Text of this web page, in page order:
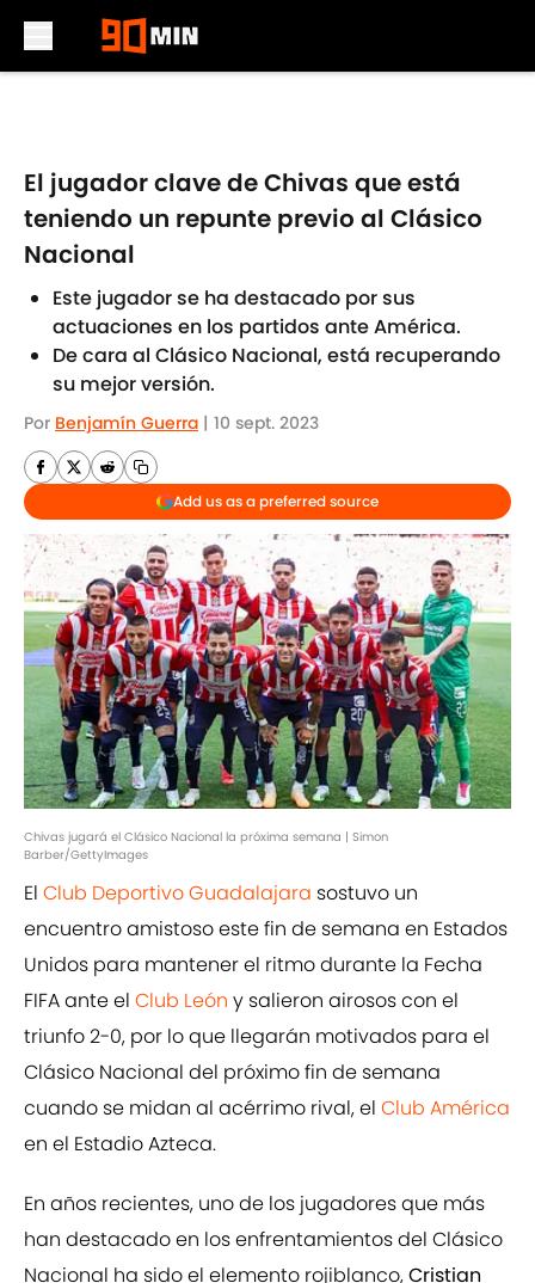
El jugador clave de Chivas que está
teniendo un repunte previo al Clásico
Nacional
Este jugador se ha destacado por sus
actuaciones en los partidos ante América.
De cara al Clásico Nacional, está recuperando
su mejor versión.
Por Benjamín Guerra | 10 sept. 2023
Add us as a preferred source
Chivas jugará el Clásico Nacional la próxima semana | Simon
Barber/GettyImages
El Club Deportivo Guadalajara sostuvo un
encuentro amistoso este fin de semana en Estados
Unidos para mantener el ritmo durante la Fecha
FIFA ante el Club León y salieron airosos con el
triunfo 2-0, por lo que llegarán motivados para el
Clásico Nacional del próximo fin de semana
cuando se midan al acérrimo rival, el Club América
en el Estadio Azteca.
En años recientes, uno de los jugadores que más
han destacado en los enfrentamientos del Clásico
Nacional ha sido el elemento rojiblanco,Cristian